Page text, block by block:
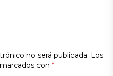
no será publicada. Los
con *